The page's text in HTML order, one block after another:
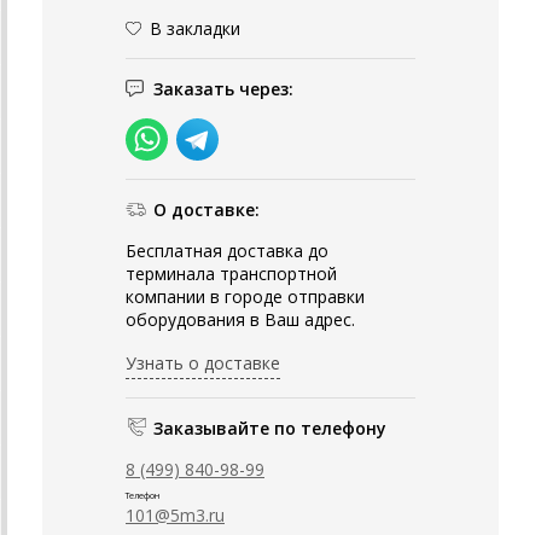
В закладки
Заказать через:
О доставке:
Бесплатная доставка до
терминала транспортной
компании в городе отправки
оборудования в Ваш адрес.
Узнать о доставке
Заказывайте по телефону
8 (499) 840-98-99
Телефон
101@5m3.ru